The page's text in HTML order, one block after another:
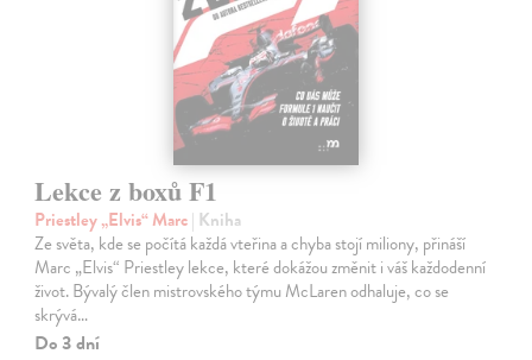
Lekce z boxů F1
Priestley „Elvis“ Marc| Kniha
Ze světa, kde se počítá každá vteřina a chyba stojí miliony, přináší
Marc „Elvis“ Priestley lekce, které dokážou změnit i váš každodenní
život. Bývalý člen mistrovského týmu McLaren odhaluje, co se
skrývá…
Do 3 dní